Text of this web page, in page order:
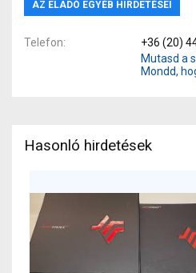
AZ ELADÓ EGYÉB HIRDETÉSEI
Telefon
+36 (20)
Mutasd a
Mondd,
Hasonló hirdetések